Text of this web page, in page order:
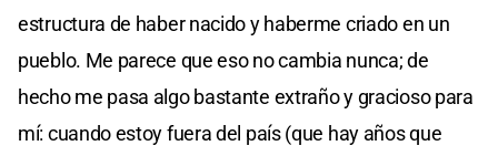
estructura de haber nacido y haberme criado en un
pueblo. Me parece que eso no cambia nunca; de
hecho me pasa algo bastante extraño y gracioso para
mí: cuando estoy fuera del país (que hay años que